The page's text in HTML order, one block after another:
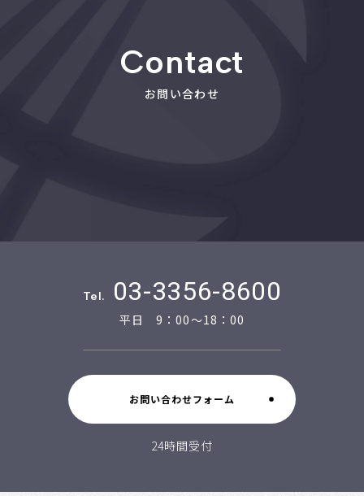
Contact
お問い合わせ
Tel. 03-3356-8600
平日 9：00～18：00
お問い合わせフォーム
24時間受付